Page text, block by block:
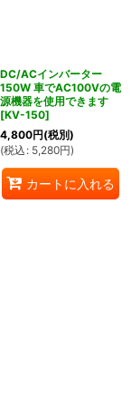
DC/ACインバーター
150W 車でAC100Vの電
源機器を使用できます
[KV-150]
4,800円(税別)
(税込 : 5,280円)
カートに入れる